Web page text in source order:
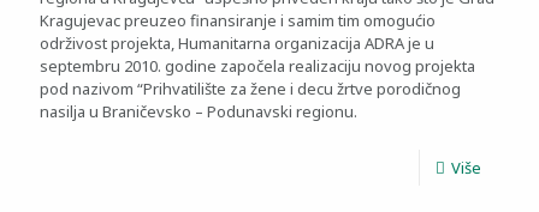
Kragujevac preuzeo finansiranje i samim tim omogućio
održivost projekta, Humanitarna organizacija ADRA je u
septembru 2010. godine započela realizaciju novog projekta
pod nazivom “Prihvatilište za žene i decu žrtve porodičnog
nasilja u Braničevsko – Podunavski regionu.
Više